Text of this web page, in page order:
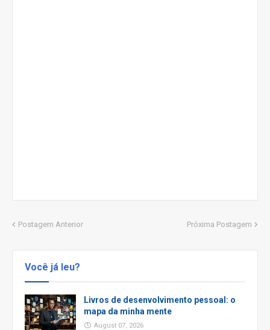
Postagem Anterior Próxima Postagem
Você já leu?
Livros de desenvolvimento pessoal: o
mapa da minha mente
August 07, 2026